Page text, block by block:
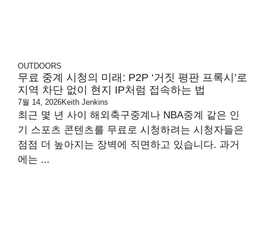
OUTDOORS
무료 중계 시청의 미래: P2P ‘거짓 평판 프록시’로
지역 차단 없이 현지 IP처럼 접속하는 법
7월 14, 2026Keith Jenkins
최근 몇 년 사이 해외축구중계나 NBA중계 같은 인
기 스포츠 콘텐츠를 무료로 시청하려는 시청자들은
점점 더 높아지는 장벽에 직면하고 있습니다. 과거
에는 ...